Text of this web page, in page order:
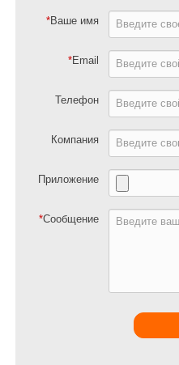
*Ваше имя
*Email
Телефон
Компания
Приложение
*Сообщение